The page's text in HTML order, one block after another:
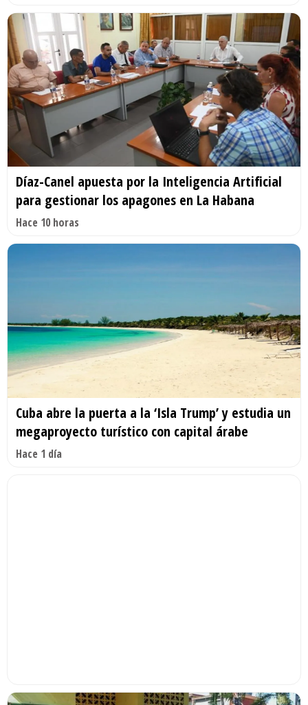
Díaz-Canel apuesta por la Inteligencia Artificial
para gestionar los apagones en La Habana
Hace 10 horas
Cuba abre la puerta a la ‘Isla Trump’ y estudia un
megaproyecto turístico con capital árabe
Hace 1 día